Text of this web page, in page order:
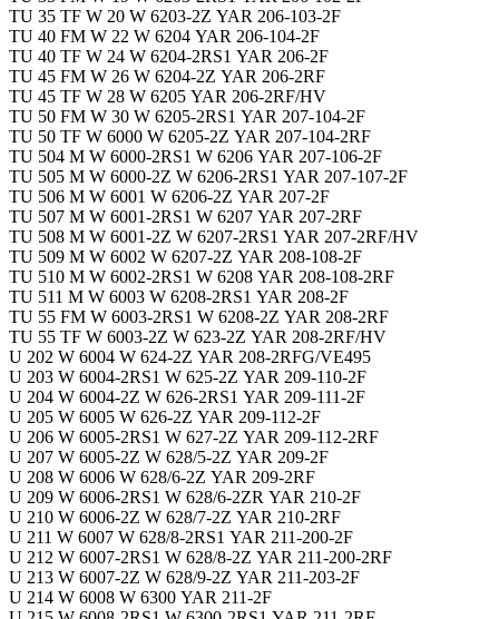
TU 35 TF W 20 W 6203-2Z YAR 206-103-2F
TU 40 FM W 22 W 6204 YAR 206-104-2F
TU 40 TF W 24 W 6204-2RS1 YAR 206-2F
TU 45 FM W 26 W 6204-2Z YAR 206-2RF
TU 45 TF W 28 W 6205 YAR 206-2RF/HV
TU 50 FM W 30 W 6205-2RS1 YAR 207-104-2F
TU 50 TF W 6000 W 6205-2Z YAR 207-104-2RF
TU 504 M W 6000-2RS1 W 6206 YAR 207-106-2F
TU 505 M W 6000-2Z W 6206-2RS1 YAR 207-107-2F
TU 506 M W 6001 W 6206-2Z YAR 207-2F
TU 507 M W 6001-2RS1 W 6207 YAR 207-2RF
TU 508 M W 6001-2Z W 6207-2RS1 YAR 207-2RF/HV
TU 509 M W 6002 W 6207-2Z YAR 208-108-2F
TU 510 M W 6002-2RS1 W 6208 YAR 208-108-2RF
TU 511 M W 6003 W 6208-2RS1 YAR 208-2F
TU 55 FM W 6003-2RS1 W 6208-2Z YAR 208-2RF
TU 55 TF W 6003-2Z W 623-2Z YAR 208-2RF/HV
U 202 W 6004 W 624-2Z YAR 208-2RFG/VE495
U 203 W 6004-2RS1 W 625-2Z YAR 209-110-2F
U 204 W 6004-2Z W 626-2RS1 YAR 209-111-2F
U 205 W 6005 W 626-2Z YAR 209-112-2F
U 206 W 6005-2RS1 W 627-2Z YAR 209-112-2RF
U 207 W 6005-2Z W 628/5-2Z YAR 209-2F
U 208 W 6006 W 628/6-2Z YAR 209-2RF
U 209 W 6006-2RS1 W 628/6-2ZR YAR 210-2F
U 210 W 6006-2Z W 628/7-2Z YAR 210-2RF
U 211 W 6007 W 628/8-2RS1 YAR 211-200-2F
U 212 W 6007-2RS1 W 628/8-2Z YAR 211-200-2RF
U 213 W 6007-2Z W 628/9-2Z YAR 211-203-2F
U 214 W 6008 W 6300 YAR 211-2F